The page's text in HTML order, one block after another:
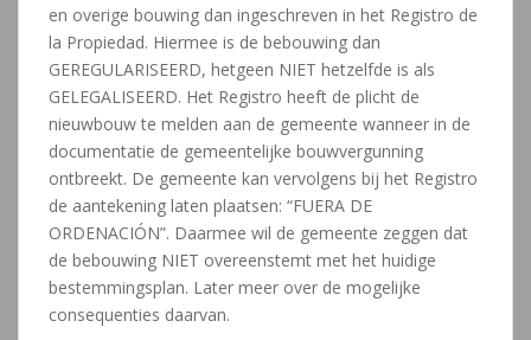
en overige bouwing dan ingeschreven in het Registro de
la Propiedad. Hiermee is de bebouwing dan
GEREGULARISEERD, hetgeen NIET hetzelfde is als
GELEGALISEERD. Het Registro heeft de plicht de
nieuwbouw te melden aan de gemeente wanneer in de
documentatie de gemeentelijke bouwvergunning
ontbreekt. De gemeente kan vervolgens bij het Registro
de aantekening laten plaatsen: “FUERA DE
ORDENACIÓN”. Daarmee wil de gemeente zeggen dat
de bebouwing NIET overeenstemt met het huidige
bestemmingsplan. Later meer over de mogelijke
consequenties daarvan.